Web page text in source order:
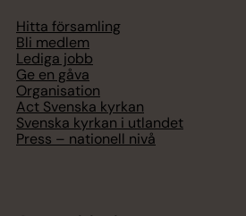
Hitta församling
Bli medlem
Lediga jobb
Ge en gåva
Organisation
Act Svenska kyrkan
Svenska kyrkan i utlandet
Press – nationell nivå